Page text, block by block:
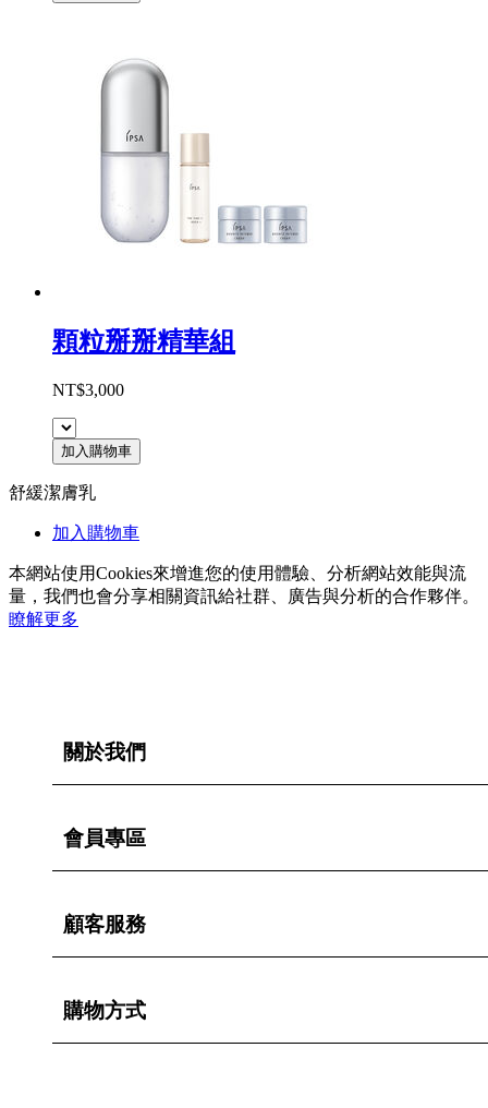
顆粒掰掰精華組
NT$3,000
加入購物車
舒緩潔膚乳
加入購物車
本網站使用Cookies來增進您的使用體驗、分析網站效能與流
量，我們也會分享相關資訊給社群、廣告與分析的合作夥伴。
瞭解更多
關於我們
會員專區
顧客服務
購物方式